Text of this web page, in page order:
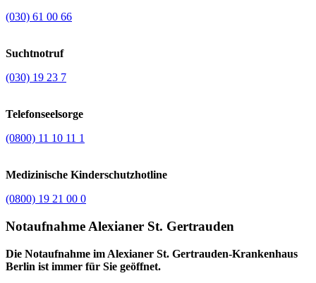
(030) 61 00 66
Suchtnotruf
(030) 19 23 7
Telefonseelsorge
(0800) 11 10 11 1
Medizinische Kinderschutzhotline
(0800) 19 21 00 0
Notaufnahme Alexianer St. Gertrauden
Die Notaufnahme im Alexianer St. Gertrauden-Krankenhaus
Berlin ist immer für Sie geöffnet.